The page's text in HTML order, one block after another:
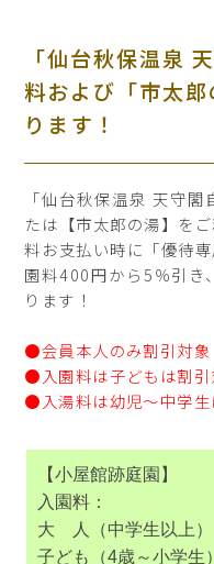
「仙台秋保温泉
料および「市太
ります！
「仙台秋保温泉 天守
たは【市太郎の湯】を
料お支払い時に「優待
園料400円から5％引き
ります！
●会員本人のみ割引対象
●入園料は子どもは割引
●入湯料は幼児～中学生
【小屋館跡庭園】
入園料：
大 人（中学生以上
子ども（4歳～小学生